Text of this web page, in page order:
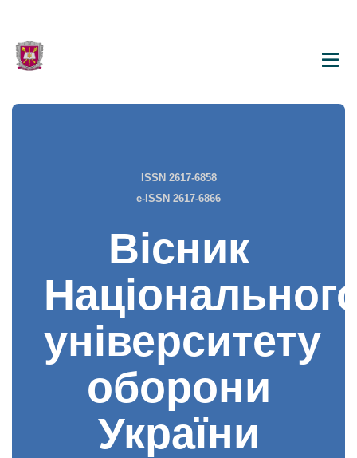
ISSN 2617-6858
e-ISSN 2617-6866
Вісник
університету
оборони
України